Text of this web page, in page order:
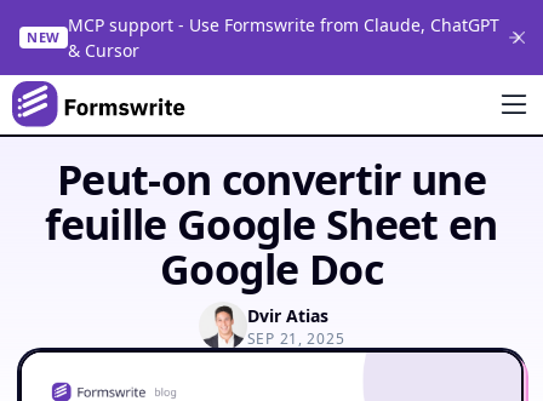
NEW
MCP support - Use Formswrite from Claude, ChatGPT
& Cursor
Peut-on convertir une
feuille Google Sheet en
Google Doc
Dvir Atias
SEP 21, 2025